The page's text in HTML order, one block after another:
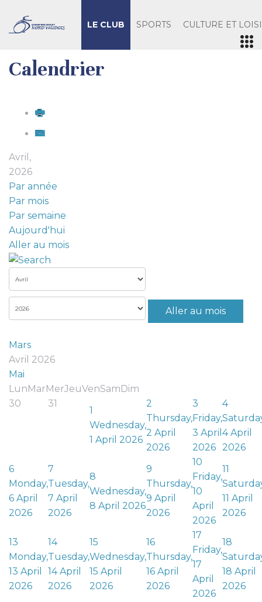
LE CLUB SPORTS CULTURE ET
Calendrier
Avril,
2026
Par année
Par mois
Par semaine
Aujourd'hui
Aller au mois
Aller au mois
Mars
Avril 2026
Mai
Lun Mar MerJeuVenSam Dim
30
31
1
Wednesday,
1 April 2026
2
Thursday,
2 April
2026
3
Friday,
3 April
2026
4
4 April
2026
6
Monday,
6 April
2026
7
Tuesday,
7 April
2026
8
Wednesday,
8 April 2026
9
Thursday,
9 April
2026
10
Friday,
10
April
2026
11
11 April
2026
13
Monday,
13 April
2026
14
Tuesday,
14 April
2026
15
Wednesday,
15 April
2026
16
Thursday,
16 April
2026
17
Friday,
17
April
2026
18
18 April
2026